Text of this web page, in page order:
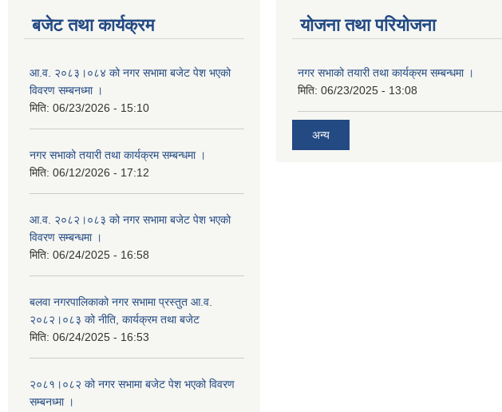
बजेट तथा कार्यक्रम
आ.व. २०८३।०८४ को नगर सभामा बजेट पेश भएको
विवरण सम्बनध्मा ।
मिति: 06/23/2026 - 15:10
नगर सभाको तयारी तथा कार्यक्रम सम्बन्धमा ।
मिति: 06/12/2026 - 17:12
आ.व. २०८२।०८३ को नगर सभामा बजेट पेश भएको
विवरण सम्बन्धमा ।
मिति: 06/24/2025 - 16:58
बलवा नगरपालिकाको नगर सभामा प्रस्तुत आ.व.
२०८२।०८३ को नीति, कार्यक्रम तथा बजेट
मिति: 06/24/2025 - 16:53
२०८१।०८२ को नगर सभामा बजेट पेश भएको विवरण
सम्बनध्मा ।
योजना तथा परियोजना
नगर सभाको तयारी तथा कार्यक्रम सम्बन्धमा ।
मिति: 06/23/2025 - 13:08
अन्य